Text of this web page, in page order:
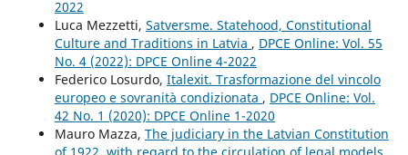
2022
Luca Mezzetti, Satversme. Statehood, Constitutional
Culture and Traditions in Latvia , DPCE Online: Vol. 55
No. 4 (2022): DPCE Online 4-2022
Federico Losurdo, Italexit. Trasformazione del vincolo
europeo e sovranità condizionata , DPCE Online: Vol.
42 No. 1 (2020): DPCE Online 1-2020
Mauro Mazza, The judiciary in the Latvian Constitution